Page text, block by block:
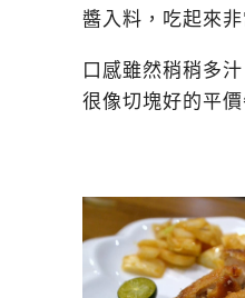
醬入料，吃起來
口感雖然稍稍多
很像切塊好的平